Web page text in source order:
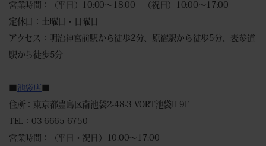
営業時間：（平日）10:00～18:00 （祝日）10:00～17:00
定休日：土曜日・日曜日
アクセス：明治神宮前駅から徒歩2分、原宿駅から徒歩5分、表参道
駅から徒歩5分
■池袋店■
住所：東京都豊島区南池袋2-48-3 VORT池袋II 9F
TEL：03-6665-6750
営業時間：（平日・祝日）10:00～17:00